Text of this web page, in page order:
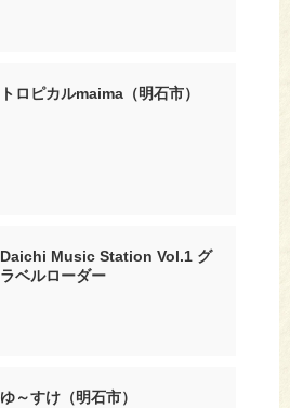
トロピカルmaima（明石市）
Daichi Music Station Vol.1 グ
ラベルローダー
ゆ～すけ（明石市）